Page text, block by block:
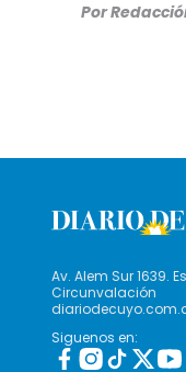
Por
Av. Alem Sur 1639.
Circunvalación
Siguenos en: